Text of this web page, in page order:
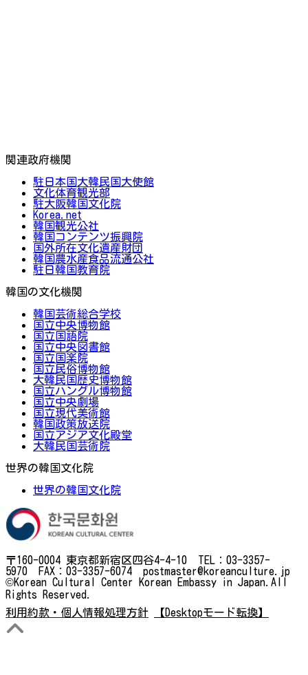
関連政府機関
駐日本国大韓民国大使館
文化体育観光部
駐大阪韓国文化院
Korea.net
韓国観光公社
韓国コンテンツ振興院
国外所在文化遺産財団
韓国農水産食品流通公社
駐日韓国教育院
韓国の文化機関
韓国芸術総合学校
国立中央博物館
国立国語院
国立中央図書館
国立国楽院
国立民俗博物館
大韓民国歴史博物館
国立ハングル博物館
国立中央劇場
国立現代美術館
韓国政策放送院
国立アジア文化殿堂
大韓民国芸術院
世界の韓国文化院
世界の韓国文化院
〒160-0004 東京都新宿区四谷4-4-10 TEL：03-3357-
5970 FAX：03-3357-6074 postmaster@koreanculture.jp
©Korean Cultural Center Korean Embassy in Japan.All
Rights Reserved.
利用約款・個人情報処理方針
【Desktopモード転換】